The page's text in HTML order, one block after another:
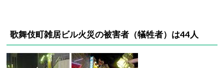
歌舞伎町雑居ビル火災の被害者（犠牲者）は44人